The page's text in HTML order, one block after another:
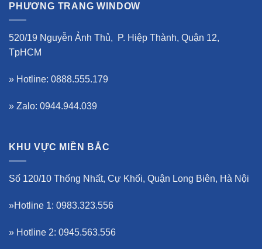
PHƯƠNG TRANG WINDOW
520/19 Nguyễn Ảnh Thủ, P. Hiệp Thành, Quận 12,
TpHCM
» Hotline: 0888.555.179
» Zalo: 0944.944.039
KHU VỰC MIỀN BẮC
Số 120/10 Thống Nhất, Cự Khối, Quận Long Biên, Hà Nội
»Hotline 1: 0983.323.556
» Hotline 2: 0945.563.556